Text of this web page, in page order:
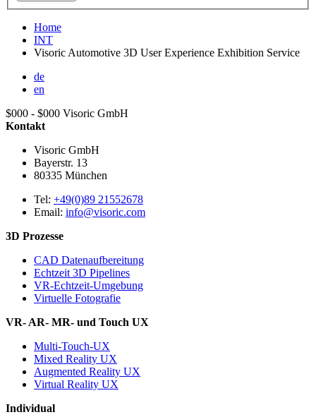
Home
INT
Visoric Automotive 3D User Experience Exhibition Service
de
en
$000 - $000 Visoric GmbH
Kontakt
Visoric GmbH
Bayerstr. 13
80335 München
Tel: +49(0)89 21552678
Email: info@visoric.com
3D Prozesse
CAD Datenaufbereitung
Echtzeit 3D Pipelines
VR-Echtzeit-Umgebung
Virtuelle Fotografie
VR- AR- MR- und Touch UX
Multi-Touch-UX
Mixed Reality UX
Augmented Reality UX
Virtual Reality UX
Individual